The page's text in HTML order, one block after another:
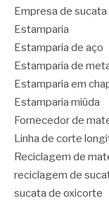
Empresa de sucata
Estamparia
Estamparia de aço
Estamparia de
Estamparia em
Estamparia miúda
Fornecedor de
Linha de corte
Reciclagem de
reciclagem de
sucata de oxicorte